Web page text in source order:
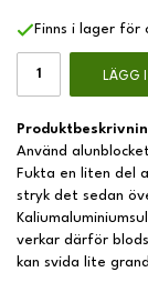
Finns i lager för
LÄGG
Använd
Fukta en liten del
stryk det sedan
verkar därför
kan svida lite